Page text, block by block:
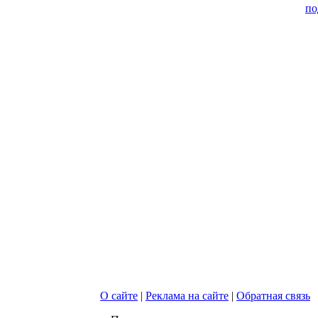
О сайте | Реклама на сайте | Обратная связь